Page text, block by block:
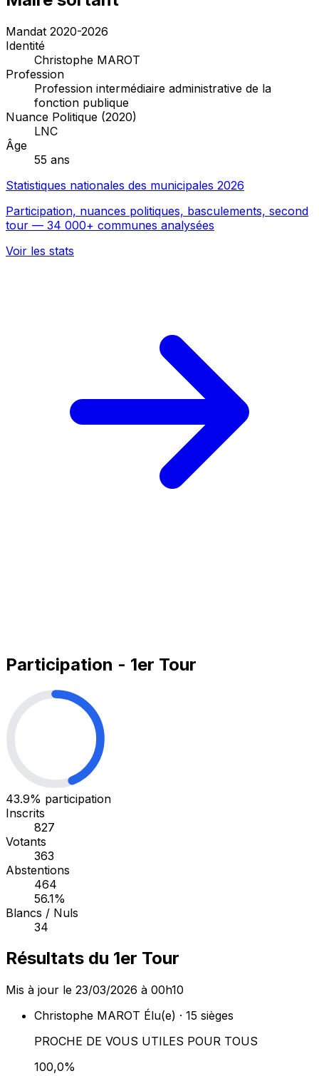
Mandat 2020-2026
Identité
Christophe MAROT
Profession
Profession intermédiaire administrative de la
fonction publique
Nuance Politique (2020)
LNC
Âge
55 ans
Statistiques nationales des municipales 2026
Participation, nuances politiques, basculements, second
tour — 34 000+ communes analysées
Voir les stats
Participation - 1er Tour
43.9% participation
Inscrits
827
Votants
363
Abstentions
464
56.1%
Blancs / Nuls
34
Résultats du 1er Tour
Mis à jour le 23/03/2026 à 00h10
Christophe MAROT Élu(e) · 15 sièges
PROCHE DE VOUS UTILES POUR TOUS
100,0%